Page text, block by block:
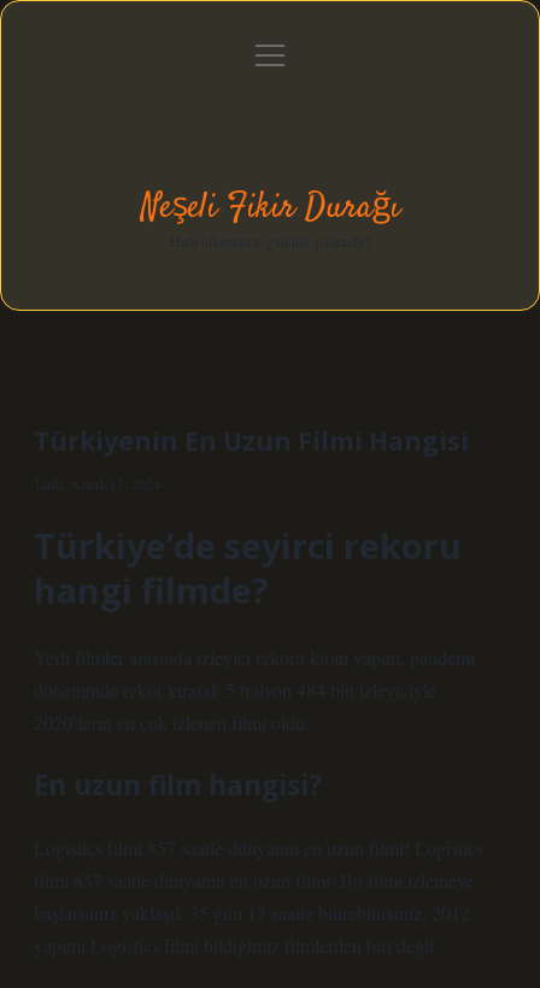
Gizlilik Politikası
menüyü
Neşeli Fikir Durağı
Türkiyenin En Uzun Filmi Hangisi
Tarih: Aralık 17, 2024
Türkiye’de seyirci rekoru
hangi filmde?
Yerli filmler arasında izleyici rekoru kıran yapım, pandemi
döneminde rekor kırarak 5 milyon 484 bin izleyiciyle
2020’lerin en çok izlenen filmi oldu.
En uzun film hangisi?
Logistics filmi 857 saatle dünyanın en uzun filmi! Logistics
filmi 857 saatle dünyanın en uzun filmi. Bu filmi izlemeye
başlarsanız yaklaşık 35 gün 17 saatte bitirebilirsiniz. 2012
yapımı Logistics filmi bildiğimiz filmlerden biri değil.